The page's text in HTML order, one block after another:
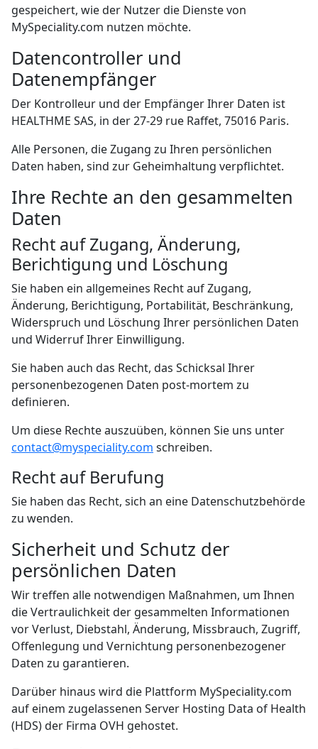
gespeichert, wie der Nutzer die Dienste von
MySpeciality.com nutzen möchte.
Datencontroller und
Datenempfänger
Der Kontrolleur und der Empfänger Ihrer Daten ist
HEALTHME SAS, in der 27-29 rue Raffet, 75016 Paris.
Alle Personen, die Zugang zu Ihren persönlichen
Daten haben, sind zur Geheimhaltung verpflichtet.
Ihre Rechte an den gesammelten
Daten
Recht auf Zugang, Änderung,
Berichtigung und Löschung
Sie haben ein allgemeines Recht auf Zugang,
Änderung, Berichtigung, Portabilität, Beschränkung,
Widerspruch und Löschung Ihrer persönlichen Daten
und Widerruf Ihrer Einwilligung.
Sie haben auch das Recht, das Schicksal Ihrer
personenbezogenen Daten post-mortem zu
definieren.
Um diese Rechte auszuüben, können Sie uns unter
contact@myspeciality.com schreiben.
Recht auf Berufung
Sie haben das Recht, sich an eine Datenschutzbehörde
zu wenden.
Sicherheit und Schutz der
persönlichen Daten
Wir treffen alle notwendigen Maßnahmen, um Ihnen
die Vertraulichkeit der gesammelten Informationen
vor Verlust, Diebstahl, Änderung, Missbrauch, Zugriff,
Offenlegung und Vernichtung personenbezogener
Daten zu garantieren.
Darüber hinaus wird die Plattform MySpeciality.com
auf einem zugelassenen Server Hosting Data of Health
(HDS) der Firma OVH gehostet.